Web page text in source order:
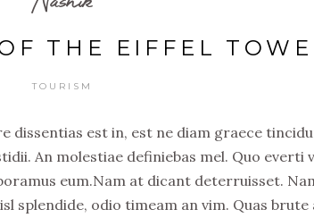
THE EIFFEL
TOURISM
dissentias est in, est ne diam graece
An molestiae definiebas mel. Quo everti
eum.Nam at dicant deterruisset.
splendide, odio timeam an vim. Quas brute